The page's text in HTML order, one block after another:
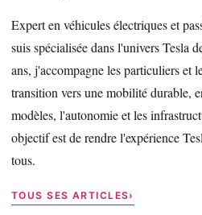
Expert en véhicules électriques et
suis spécialisée dans l'univers Tesla
ans, j'accompagne les particuliers et
transition vers une mobilité durable,
modèles, l'autonomie et les
objectif est de rendre l'expérience
tous.
TOUS SES ARTICLES